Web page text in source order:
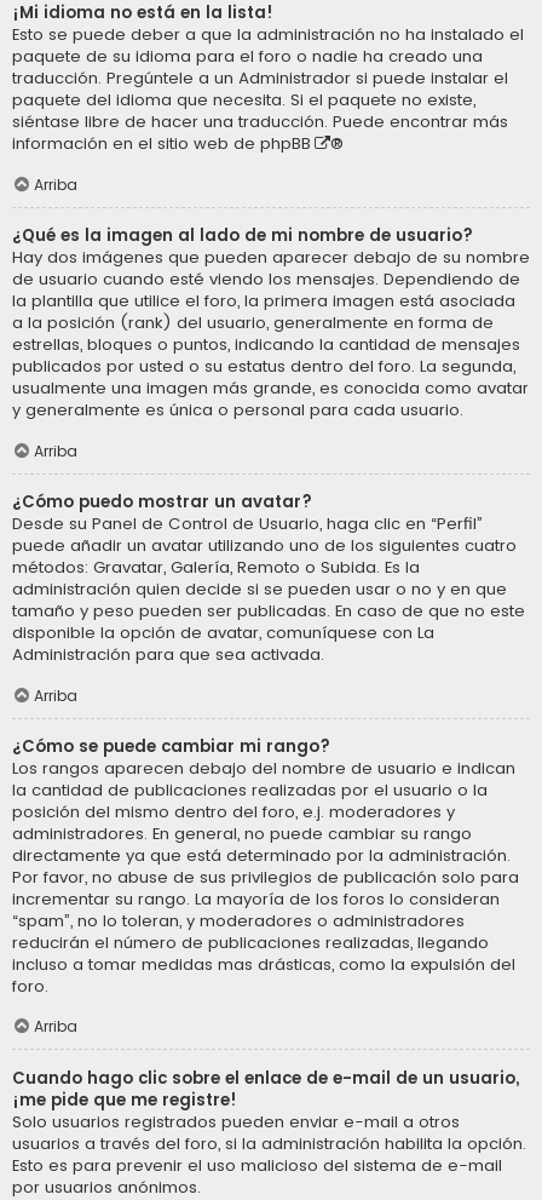
¡Mi idioma no está en la lista!
Esto se puede deber a que la administración no ha instalado el
paquete de su idioma para el foro o nadie ha creado una
traducción. Pregúntele a un Administrador si puede instalar el
paquete del idioma que necesita. Si el paquete no existe,
siéntase libre de hacer una traducción. Puede encontrar más
información en el sitio web de phpBB ®
Arriba
¿Qué es la imagen al lado de mi nombre de usuario?
Hay dos imágenes que pueden aparecer debajo de su nombre
de usuario cuando esté viendo los mensajes. Dependiendo de
la plantilla que utilice el foro, la primera imagen está asociada
a la posición (rank) del usuario, generalmente en forma de
estrellas, bloques o puntos, indicando la cantidad de mensajes
publicados por usted o su estatus dentro del foro. La segunda,
usualmente una imagen más grande, es conocida como avatar
y generalmente es única o personal para cada usuario.
Arriba
¿Cómo puedo mostrar un avatar?
Desde su Panel de Control de Usuario, haga clic en “Perfil”
puede añadir un avatar utilizando uno de los siguientes cuatro
métodos: Gravatar, Galería, Remoto o Subida. Es la
administración quien decide si se pueden usar o no y en que
tamaño y peso pueden ser publicadas. En caso de que no este
disponible la opción de avatar, comuníquese con La
Administración para que sea activada.
Arriba
¿Cómo se puede cambiar mi rango?
Los rangos aparecen debajo del nombre de usuario e indican
la cantidad de publicaciones realizadas por el usuario o la
posición del mismo dentro del foro, e.j. moderadores y
administradores. En general, no puede cambiar su rango
directamente ya que está determinado por la administración.
Por favor, no abuse de sus privilegios de publicación solo para
incrementar su rango. La mayoría de los foros lo consideran
“spam”, no lo toleran, y moderadores o administradores
reducirán el número de publicaciones realizadas, llegando
incluso a tomar medidas mas drásticas, como la expulsión del
foro.
Arriba
Cuando hago clic sobre el enlace de e-mail de un usuario,
¡me pide que me registre!
Solo usuarios registrados pueden enviar e-mail a otros
usuarios a través del foro, si la administración habilita la opción.
Esto es para prevenir el uso malicioso del sistema de e-mail
por usuarios anónimos.